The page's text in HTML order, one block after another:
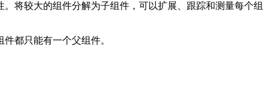
将较大的组件分解为子组件，可以扩展、跟踪和测量每个组
都只能有一个父组件。